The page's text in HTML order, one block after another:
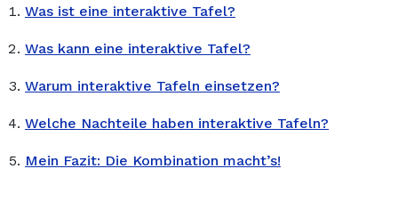
Was ist eine interaktive Tafel?
Was kann eine interaktive Tafel?
Warum interaktive Tafeln einsetzen?
Welche Nachteile haben interaktive Tafeln?
Mein Fazit: Die Kombination macht’s!